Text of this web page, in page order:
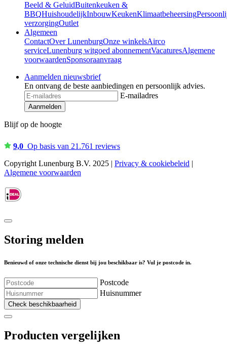
Beeld & GeluidBuitenkeuken &
BBQHuishoudelijkInbouwKeukenKlimaatbeheersing
verzorgingOutlet
Algemeen
ContactOver LunenburgOnze winkelsAirco
serviceLunenburg witgoed abonnementVacaturesAlgemene
voorwaardenSponsoraanvraag
Aanmelden nieuwsbrief
En ontvang de beste aanbiedingen en persoonlijk advies.
E-mailadres
Aanmelden
Blijf op de hoogte
9,0 Op basis van 21.761 reviews
Copyright Lunenburg B.V. 2025 | Privacy & cookiebeleid |
Algemene voorwaarden
Storing melden
Benieuwd of onze technische dienst bij jou beschikbaar is? Vul je postcode in.
Postcode
Huisnummer
Check beschikbaarheid
Producten vergelijken